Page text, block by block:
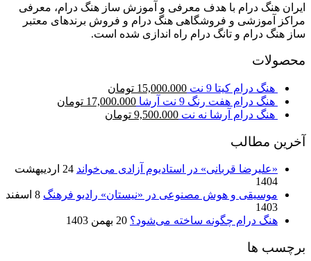
ایران هنگ درام با هدف معرفی و آموزش ساز هنگ درام، معرفی
مراکز آموزشی و فروشگاهی هنگ درام و فروش برندهای معتبر
ساز هنگ درام و تانگ درام راه اندازی شده است.
محصولات
هنگ درام کیتا 9 نت 15,000.000 تومان
هنگ درام هفت رنگ 9 نت آرشا
17,000.000 تومان
هنگ درام آرشا نه نت 9,500.000 تومان
آخرین مطالب
«علیرضا قربانی» در استادیوم آزادی می‌خواند
24 اردیبهشت
1404
موسیقی و هوش مصنوعی در «نیستان» رادیو فرهنگ
8 اسفند
1403
هنگ درام چگونه ساخته می‌شود؟ 20 بهمن 1403
برچسب ها